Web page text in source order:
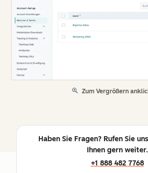
Zum Vergrößern
Haben Sie Fragen? Rufen Sie
Ihnen gern weiter.
+1 888 482 7768